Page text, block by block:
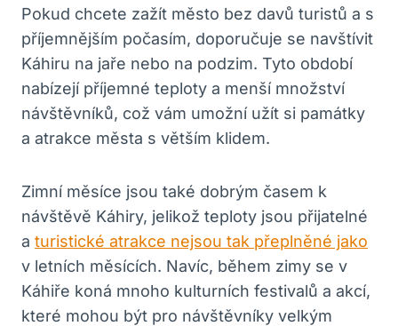
Pokud chcete zažít město bez davů turistů a s
příjemnějším počasím, doporučuje se navštívit
Káhiru na jaře nebo na podzim. Tyto období
nabízejí příjemné teploty a menší množství
návštěvníků, což vám umožní užít si památky
a atrakce města s větším klidem.
Zimní měsíce jsou také dobrým časem k
návštěvě Káhiry, jelikož teploty jsou přijatelné
a turistické atrakce nejsou tak přeplněné jako
v letních měsících. Navíc, během zimy se v
Káhiře koná mnoho kulturních festivalů a akcí,
které mohou být pro návštěvníky velkým